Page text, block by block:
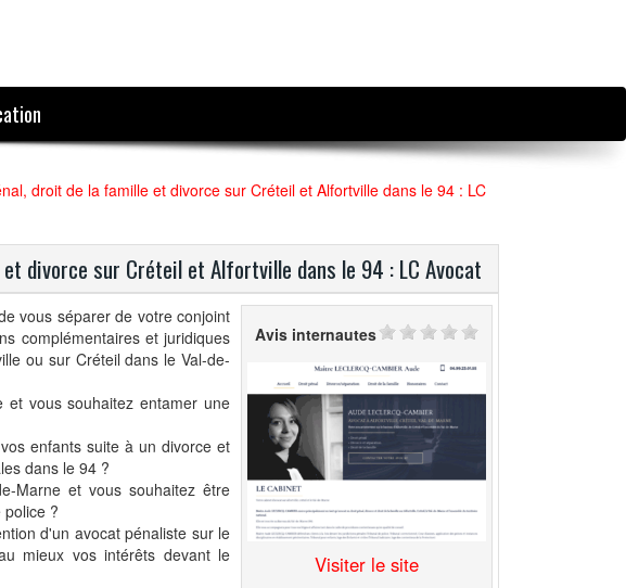
droit de la famille et divorce sur Créteil et Alfortville dans le 94 : LC
divorce sur Créteil et Alfortville dans le 94 : LC Avocat
vous séparer de votre conjoint
complémentaires et juridiques
ou sur Créteil dans le Val-de-
et vous souhaitez entamer une
enfants suite à un divorce et
dans le 94 ?
Marne et vous souhaitez être
?
d'un avocat pénaliste sur le
mieux vos intérêts devant le
Avis internautes
Visiter le site